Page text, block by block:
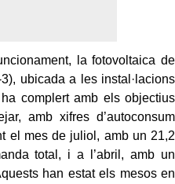
la fotovoltaica de
ubicada a les instal·lacions
complert amb els objectius
amb xifres d’autoconsum
el mes de juliol, amb un 21,2
total, i a l’abril, amb un
han estat els mesos en